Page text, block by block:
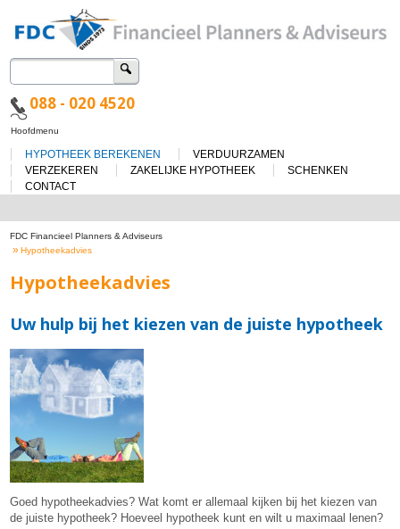
Zoeken
naar:
088 - 020 4520
Spring
inhoud
Hoofdmenu
HYPOTHEEK BEREKENEN
VERDUURZAMEN
VERZEKEREN
ZAKELIJKE HYPOTHEEK
SCHENKEN
CONTACT
FDC Financieel Planners & Adviseurs
» Hypotheekadvies
Hypotheekadvies
Uw hulp bij het kiezen van de juiste hypotheek
Goed hypotheekadvies? Wat komt er allemaal kijken bij het kiezen van
de juiste hypotheek? Hoeveel hypotheek kunt en wilt u maximaal lenen?